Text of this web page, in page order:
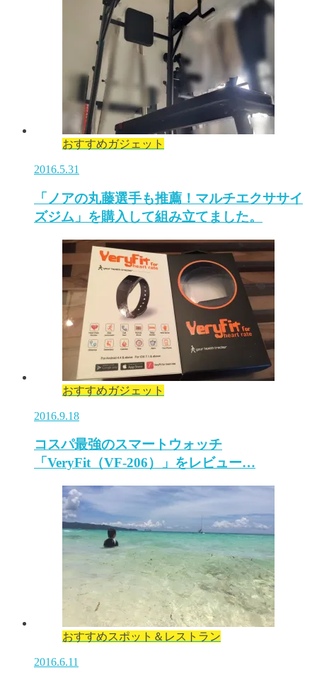
おすすめガジェット
2016.5.31
「ノアの丸藤選手も推薦！マルチエクササイ
ズジム」を購入して組み立てました。
おすすめガジェット
2016.9.18
コスパ最強のスマートウォッチ
「VeryFit（VF-206）」をレビュー…
おすすめスポット＆レストラン
2016.6.11